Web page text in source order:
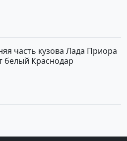
часть кузова Лада Приора
белый Краснодар